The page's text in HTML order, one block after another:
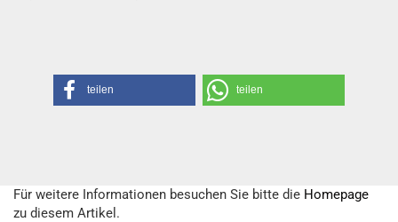
teilen teilen
Für weitere Informationen besuchen Sie bitte die Homepage
zu diesem Artikel.